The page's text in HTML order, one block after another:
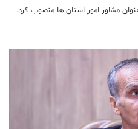
مشاور امور استان ها منصوب کرد.